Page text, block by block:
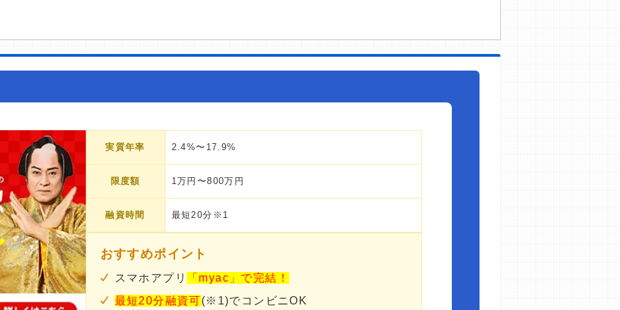
実質年率 2.4%〜17.9%
限度額 1万円〜800万円
融資時間 最短20分※1
おすすめポイント
スマホアプリ
「myac」で完結！
最短20分融資可(※1)でコンビニOK